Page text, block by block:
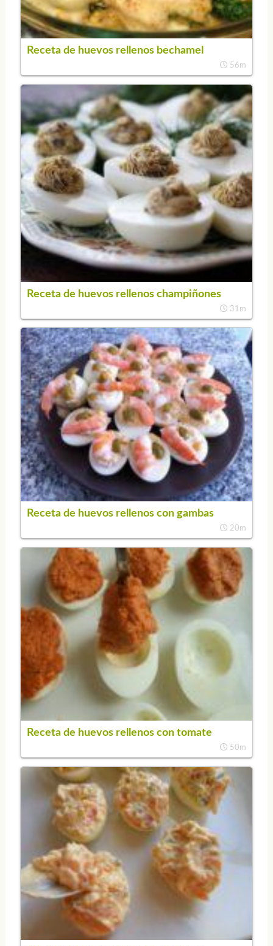
Receta de huevos rellenos bechamel
56m
Receta de huevos rellenos champiñones
31m
Receta de huevos rellenos con gambas
20m
Receta de huevos rellenos con tomate
50m